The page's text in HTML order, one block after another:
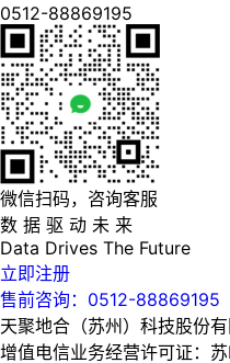
0512-88869195
微信扫码，咨询客服
数 据 驱 动 未 来
Data Drives The Future
立即注册
售前咨询：0512-88869195
天聚地合（苏州）科技股份
增值电信业务经营许可证：